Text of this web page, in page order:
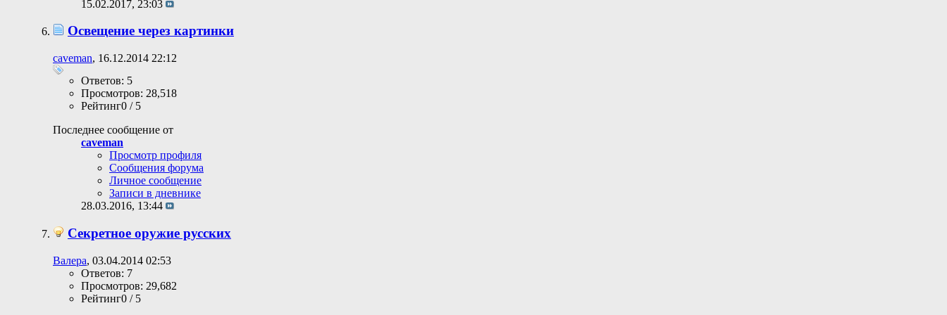
15.02.2017, 23:03
Освещение через картинки
caveman, 16.12.2014 22:12
Ответов: 5
Просмотров: 28,518
Рейтинг0 / 5
Последнее сообщение от
caveman
Просмотр профиля
Сообщения форума
Личное сообщение
Записи в дневнике
28.03.2016, 13:44
Секретное оружие русских
Валера, 03.04.2014 02:53
Ответов: 7
Просмотров: 29,682
Рейтинг0 / 5